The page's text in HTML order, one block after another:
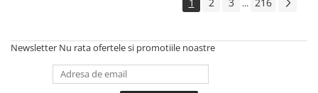
Samplere si controllere
Cabluri si conectori
...
Newsletter Nu rata ofertele si promotiile noastre